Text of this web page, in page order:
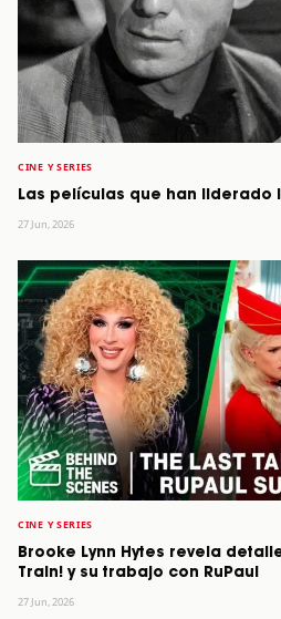
CINE Y SERIES
Las películas que han liderado
27 Jun, 2026
CINE Y SERIES
Brooke Lynn Hytes revela
Train! y su trabajo con RuPaul
27 Jun, 2026